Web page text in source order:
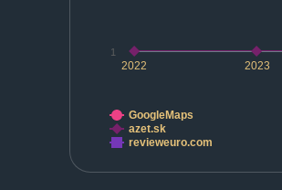
2022 2023
1
GoogleMaps
azet.sk
revieweuro.com